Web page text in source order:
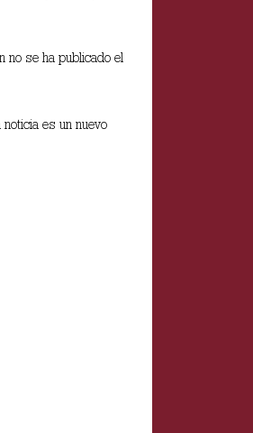
no se ha publicado el
es un nuevo